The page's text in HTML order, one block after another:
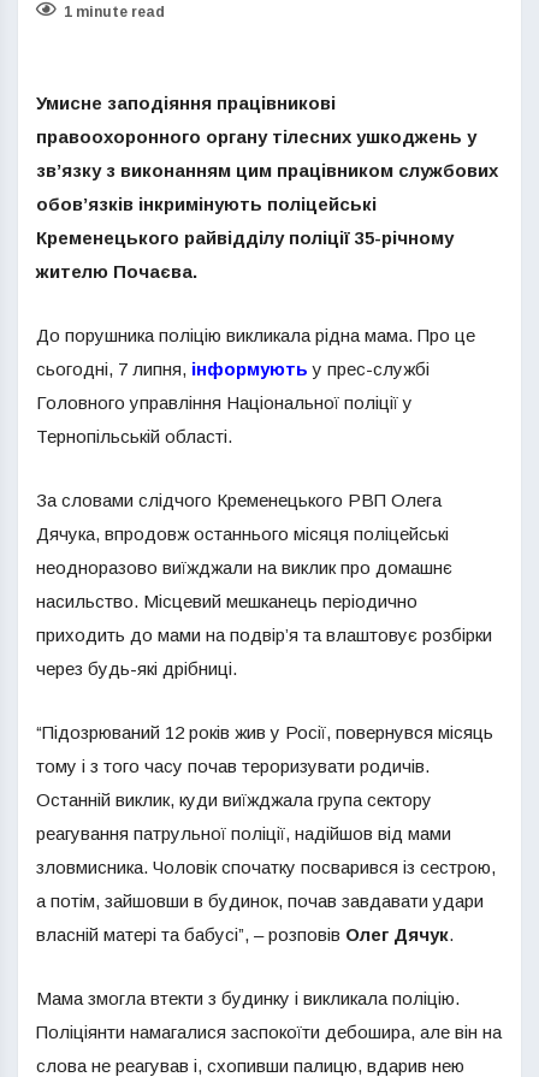
1 minute read
Умисне заподіяння працівникові
правоохоронного органу тілесних ушкоджень у
зв’язку з виконанням цим працівником службових
обов’язків інкримінують поліцейські
Кременецького райвідділу поліції 35-річному
жителю Почаєва.
До порушника поліцію викликала рідна мама. Про це
сьогодні, 7 липня, інформують у прес-службі
Головного управління Національної поліції у
Тернопільській області.
За словами слідчого Кременецького РВП Олега
Дячука, впродовж останнього місяця поліцейські
неодноразово виїжджали на виклик про домашнє
насильство. Місцевий мешканець періодично
приходить до мами на подвір’я та влаштовує розбірки
через будь-які дрібниці.
“Підозрюваний 12 років жив у Росії, повернувся місяць
тому і з того часу почав тероризувати родичів.
Останній виклик, куди виїжджала група сектору
реагування патрульної поліції, надійшов від мами
зловмисника. Чоловік спочатку посварився із сестрою,
а потім, зайшовши в будинок, почав завдавати удари
власній матері та бабусі”, – розповів Олег Дячук.
Мама змогла втекти з будинку і викликала поліцію.
Поліціянти намагалися заспокоїти дебошира, але він на
слова не реагував і, схопивши палицю, вдарив нею